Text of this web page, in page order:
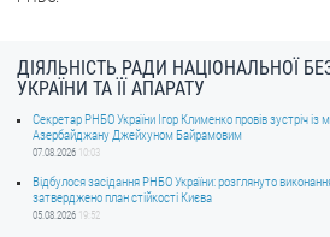
Електронне звернення
ДОСТУП ДО ПУБЛІЧНОЇ ІНФОРМАЦІЇ
Запит на отримання публічної інформації
ДІЯЛЬНІСТЬ РАДИ НАЦІОНАЛЬНОЇ
УКРАЇНИ ТА ЇЇ АПАРАТУ
Секретар РНБО України Ігор Клименко провів зустріч із
Азербайджану Джейхуном Байрамовим
07.08.2026 10:03
Відбулося засідання РНБО України: розглянуто
затверджено план стійкості Києва
05.08.2026 19:52